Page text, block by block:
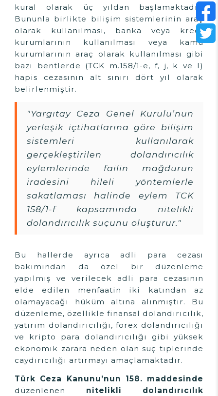
kural olarak üç yıldan başlamaktadır.
Bununla birlikte bilişim sistemlerinin araç
olarak kullanılması, banka veya kredi
kurumlarının kullanılması veya kamu
kurumlarının araç olarak kullanılması gibi
bazı bentlerde (TCK m.158/1-e, f, j, k ve l)
hapis cezasının alt sınırı dört yıl olarak
belirlenmiştir.
"Yargıtay Ceza Genel Kurulu’nun
yerleşik içtihatlarına göre bilişim
sistemleri kullanılarak
gerçekleştirilen dolandırıcılık
eylemlerinde failin mağdurun
iradesini hileli yöntemlerle
sakatlaması halinde eylem TCK
158/1-f kapsamında nitelikli
dolandırıcılık suçunu oluşturur."
Bu hallerde ayrıca adli para cezası
bakımından da özel bir düzenleme
yapılmış ve verilecek adli para cezasının
elde edilen menfaatin iki katından az
olamayacağı hüküm altına alınmıştır. Bu
düzenleme, özellikle finansal dolandırıcılık,
yatırım dolandırıcılığı, forex dolandırıcılığı
ve kripto para dolandırıcılığı gibi yüksek
ekonomik zarara neden olan suç tiplerinde
caydırıcılığı artırmayı amaçlamaktadır.
Türk Ceza Kanunu’nun 158. maddesinde
düzenlenen nitelikli dolandırıcılık